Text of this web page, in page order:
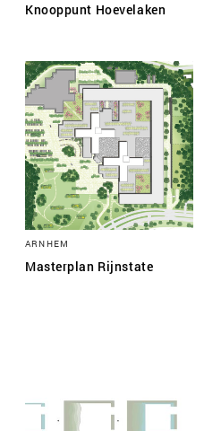
Knooppunt Hoevelaken
ARNHEM
Masterplan Rijnstate